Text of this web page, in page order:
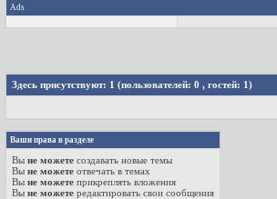
Ads
Здесь присутствуют: 1 (пользователей: 0 , гостей: 1)
Ваши права в разделе
Вы не можете создавать новые темы
Вы не можете отвечать в темах
Вы не можете прикреплять вложения
Вы не можете редактировать свои сообщения